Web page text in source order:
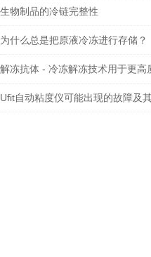
生物制品的冷链完整性
为什么总是把原液冷冻进行存储？